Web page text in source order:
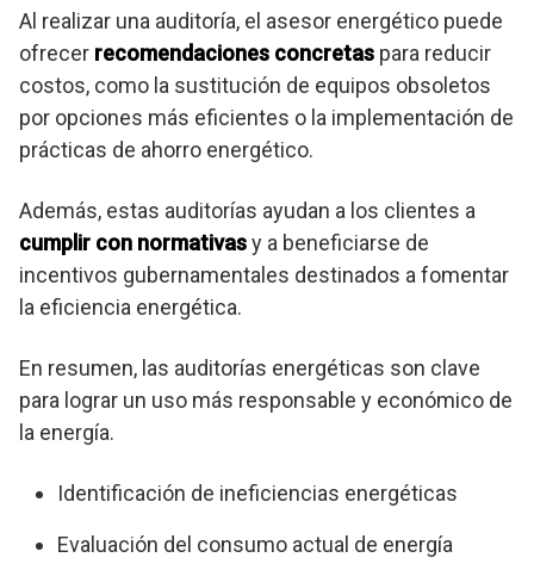
Al realizar una auditoría, el asesor energético puede
ofrecer recomendaciones concretas para reducir
costos, como la sustitución de equipos obsoletos
por opciones más eficientes o la implementación de
prácticas de ahorro energético.
Además, estas auditorías ayudan a los clientes a
cumplir con normativasy a beneficiarse de
incentivos gubernamentales destinados a fomentar
la eficiencia energética.
En resumen, las auditorías energéticas son clave
para lograr un uso más responsable y económico de
la energía.
Identificación de ineficiencias energéticas
Evaluación del consumo actual de energía